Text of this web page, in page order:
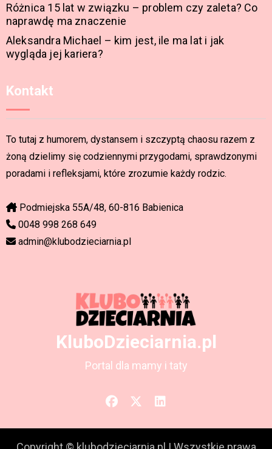
Różnica 15 lat w związku – problem czy zaleta? Co
naprawdę ma znaczenie
Aleksandra Michael – kim jest, ile ma lat i jak
wygląda jej kariera?
Kontakt
To tutaj z humorem, dystansem i szczyptą chaosu razem z
żoną dzielimy się codziennymi przygodami, sprawdzonymi
poradami i refleksjami, które zrozumie każdy rodzic.
Podmiejska 55A/48, 60-816 Babienica
0048 998 268 649
admin@klubodzieciarnia.pl
KluboDzieciarnia.pl
Portal dla mamy i taty